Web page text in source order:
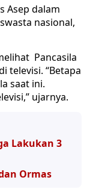
Asep dalam
nasional,
Pancasila
televisi. “Betapa
saat ini.
ujarnya.
Lakukan 3
Ormas